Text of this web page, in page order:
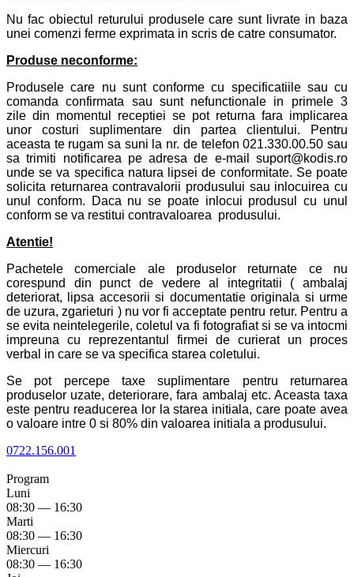
Nu fac obiectul returului produsele care sunt livrate in baza
unei comenzi ferme exprimata in scris de catre consumator.
Produse neconforme:
Produsele care nu sunt conforme cu specificatiile sau cu
comanda confirmata sau sunt nefunctionale in primele 3
zile din momentul receptiei se pot returna fara implicarea
unor costuri suplimentare din partea clientului. Pentru
aceasta te rugam sa suni la nr. de telefon 021.330.00.50 sau
sa trimiti notificarea pe adresa de e-mail suport@kodis.ro
unde se va specifica natura lipsei de conformitate. Se poate
solicita returnarea contravalorii produsului sau inlocuirea cu
unul conform. Daca nu se poate inlocui produsul cu unul
conform se va restitui contravaloarea produsului.
Atentie!
Pachetele comerciale ale produselor returnate ce nu
corespund din punct de vedere al integritatii ( ambalaj
deteriorat, lipsa accesorii si documentatie originala si urme
de uzura, zgarieturi ) nu vor fi acceptate pentru retur. Pentru a
se evita neintelegerile, coletul va fi fotografiat si se va intocmi
impreuna cu reprezentantul firmei de curierat un proces
verbal in care se va specifica starea coletului.
Se pot percepe taxe suplimentare pentru returnarea
produselor uzate, deteriorare, fara ambalaj etc. Aceasta taxa
este pentru readucerea lor la starea initiala, care poate avea
o valoare intre 0 si 80% din valoarea initiala a produsului.
0722.156.001
Program
Luni
08:30 — 16:30
Marti
08:30 — 16:30
Miercuri
08:30 — 16:30